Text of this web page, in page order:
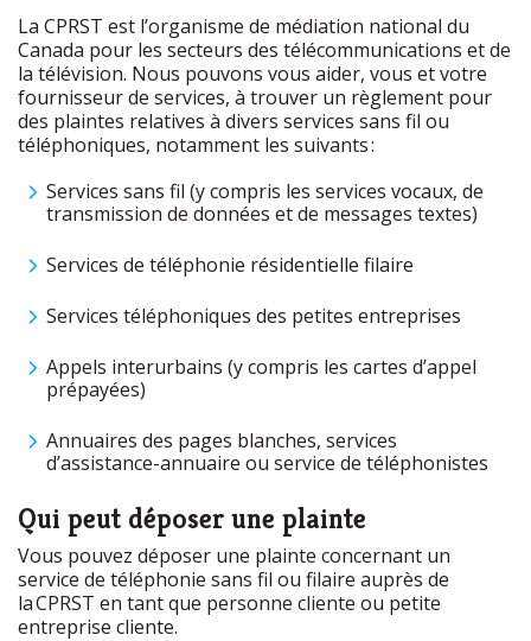
La CPRST est l’organisme de médiation national du
Canada pour les secteurs des télécommunications et de
la télévision. Nous pouvons vous aider, vous et votre
fournisseur de services, à trouver un règlement pour
des plaintes relatives à divers services sans fil ou
téléphoniques, notamment les suivants :
Services sans fil (y compris les services vocaux, de
transmission de données et de messages textes)
Services de téléphonie résidentielle filaire
Services téléphoniques des petites entreprises
Appels interurbains (y compris les cartes d’appel
prépayées)
Annuaires des pages blanches, services
d’assistance-annuaire ou service de téléphonistes
Qui peut déposer une plainte
Vous pouvez déposer une plainte concernant un
service de téléphonie sans fil ou filaire auprès de
la CPRST en tant que personne cliente ou petite
entreprise cliente.